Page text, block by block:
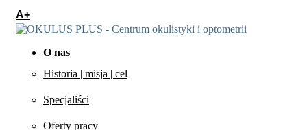
A+
O nas
Historia | misja | cel
Specjaliści
Oferty pracy